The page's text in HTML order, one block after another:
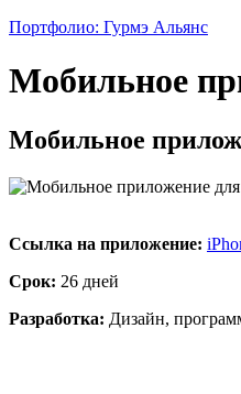
Портфолио: Гурмэ Альянс
Мобильное
Мобильное
Ссылка на приложение:
Срок: 26 дней
Разработка: Дизайн,